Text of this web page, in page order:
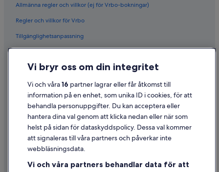
Allmänna regler och villkor (ej för Vrbo-bokningar)
Regler och villkor för Vrbo
Tillgänglighetsanpassning
Sekretess
Cookies
Användarvillkor
Juridisk information/Kontakta oss
Riktlinjer för innehåll och anmäla innehåll
Hjälp
Kontakta oss
Avboka eller ändra din bokning
Vi bryr oss om din integritet
Vi och våra16 partner lagrar eller får åtkomst till
information på en enhet, som unika ID i cookies, för att
behandla personuppgifter. Du kan acceptera eller
hantera dina val genom att klicka nedan eller när som
helst på sidan för dataskyddspolicy. Dessa val kommer
att signaleras till våra partners och påverkar inte
webbläsningsdata.
Vi och våra partners behandlar data för att